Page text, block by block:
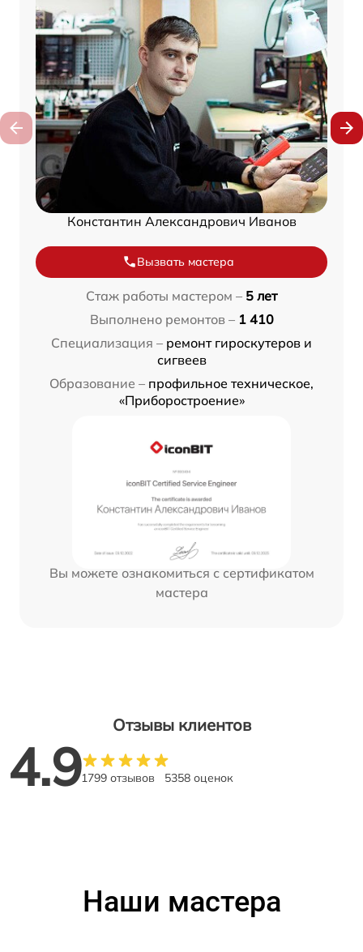
Константин Александрович Иванов
Вызвать мастера
Стаж работы мастером – 5 лет
Выполнено ремонтов – 1 410
Специализация – ремонт гироскутеров и
сигвеев
Образование – профильное техническое,
«Приборостроение»
Вы можете ознакомиться с сертификатом
мастера
Отзывы клиентов
4.91799 отзывов 5358 оценок
Наши мастера